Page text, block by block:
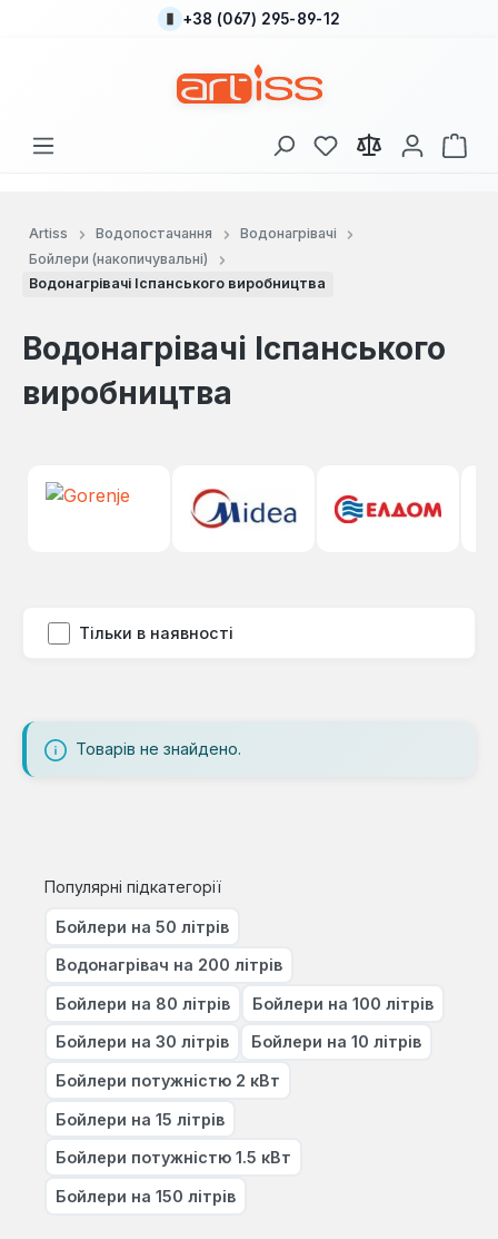
Перейти до основного вмісту
+38 (067) 295-89-12
У вас є 0 у списку
Artiss Водопостачання
Водонагрівачі
Бойлери (накопичувальні)
Водонагрівачі Іспанського виробництва
Водонагрівачі Іспанського
виробництва
Тільки в наявності
Товарів не знайдено.
Популярні підкатегорії
Бойлери на 50 літрів
Водонагрівач на 200 літрів
Бойлери на 80 літрів Бойлери на 100 літрів
Бойлери на 30 літрів Бойлери на 10 літрів
Бойлери потужністю 2 кВт
Бойлери на 15 літрів
Бойлери потужністю 1.5 кВт
Бойлери на 150 літрів